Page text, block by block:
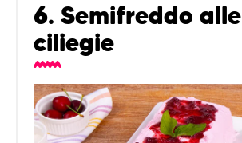
6. Semifreddo alle
ciliegie